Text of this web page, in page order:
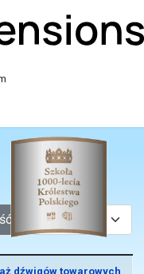
Pokaż #
dźwigów towarowych